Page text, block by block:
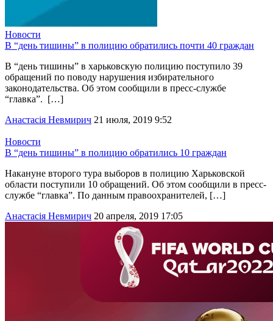
Новости
В “день тишины” в полицию обратились почти 40 граждан
В “день тишины” в харьковскую полицию поступило 39
обращений по поводу нарушения избирательного
законодательства. Об этом сообщили в пресс-службе
“главка”. […]
Анастасія Невмирич 21 июля, 2019 9:52
Новости
В “день тишины” в полицию обратились 10 граждан
Накануне второго тура выборов в полицию Харьковской
области поступили 10 обращений. Об этом сообщили в пресс-
службе “главка”. По данным правоохранителей, […]
Анастасія Невмирич 20 апреля, 2019 17:05